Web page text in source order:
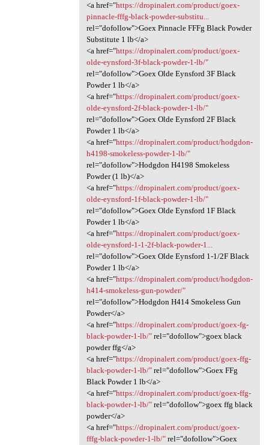
<a href="https://dropinalert.com/product/goex-
pinnacle-fffg-black-powder-substitu...
rel="dofollow">Goex Pinnacle FFFg Black Powder
Substitute 1 lb</a>
<a href="https://dropinalert.com/product/goex-
olde-eynsford-3f-black-powder-1-lb/"
rel="dofollow">Goex Olde Eynsford 3F Black
Powder 1 lb</a>
<a href="https://dropinalert.com/product/goex-
olde-eynsford-2f-black-powder-1-lb/"
rel="dofollow">Goex Olde Eynsford 2F Black
Powder 1 lb</a>
<a href="https://dropinalert.com/product/hodgdon-
h4198-smokeless-powder-1-lb/"
rel="dofollow">Hodgdon H4198 Smokeless
Powder (1 lb)</a>
<a href="https://dropinalert.com/product/goex-
olde-eynsford-1f-black-powder-1-lb/"
rel="dofollow">Goex Olde Eynsford 1F Black
Powder 1 lb</a>
<a href="https://dropinalert.com/product/goex-
olde-eynsford-1-1-2f-black-powder-1...
rel="dofollow">Goex Olde Eynsford 1-1/2F Black
Powder 1 lb</a>
<a href="https://dropinalert.com/product/hodgdon-
h414-smokeless-gun-powder/"
rel="dofollow">Hodgdon H414 Smokeless Gun
Powder</a>
<a href="https://dropinalert.com/product/goex-fg-
black-powder-1-lb/"rel="dofollow">goex black
powder ffg</a>
<a href="https://dropinalert.com/product/goex-ffg-
black-powder-1-lb/"rel="dofollow">Goex FFg
Black Powder 1 lb</a>
<a href="https://dropinalert.com/product/goex-ffg-
black-powder-1-lb/"rel="dofollow">goex ffg black
powder</a>
<a href="https://dropinalert.com/product/goex-
fffg-black-powder-1-lb/"rel="dofollow">Goex